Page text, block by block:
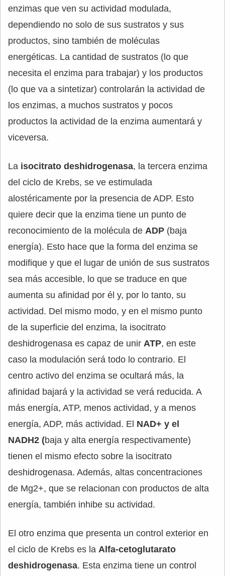
enzimas que ven su actividad modulada,
dependiendo no solo de sus sustratos y sus
productos, sino también de moléculas
energéticas. La cantidad de sustratos (lo que
necesita el enzima para trabajar) y los productos
(lo que va a sintetizar) controlarán la actividad de
los enzimas, a muchos sustratos y pocos
productos la actividad de la enzima aumentará y
viceversa.
La isocitrato deshidrogenasa, la tercera enzima
del ciclo de Krebs, se ve estimulada
alostéricamente por la presencia de ADP. Esto
quiere decir que la enzima tiene un punto de
reconocimiento de la molécula de ADP (baja
energía). Esto hace que la forma del enzima se
modifique y que el lugar de unión de sus sustratos
sea más accesible, lo que se traduce en que
aumenta su afinidad por él y, por lo tanto, su
actividad. Del mismo modo, y en el mismo punto
de la superficie del enzima, la isocitrato
deshidrogenasa es capaz de unir ATP, en este
caso la modulación será todo lo contrario. El
centro activo del enzima se ocultará más, la
afinidad bajará y la actividad se verá reducida. A
más energía, ATP, menos actividad, y a menos
energía, ADP, más actividad. El NAD+ y el
NADH2 (baja y alta energía respectivamente)
tienen el mismo efecto sobre la isocitrato
deshidrogenasa. Además, altas concentraciones
de Mg2+, que se relacionan con productos de alta
energía, también inhibe su actividad.
El otro enzima que presenta un control exterior en
el ciclo de Krebs es la Alfa-cetoglutarato
deshidrogenasa. Esta enzima tiene un control